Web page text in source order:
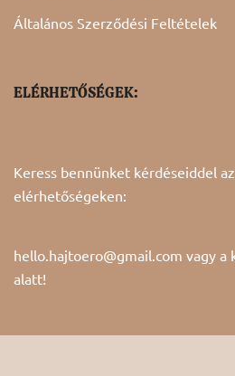
Általános Szerződési Feltételek
ELÉRHETŐSÉGEK:
Keress bennünket kérdéseiddel
elérhetőségeken:
hello.hajtoero@gmail.com vagy a
alatt!